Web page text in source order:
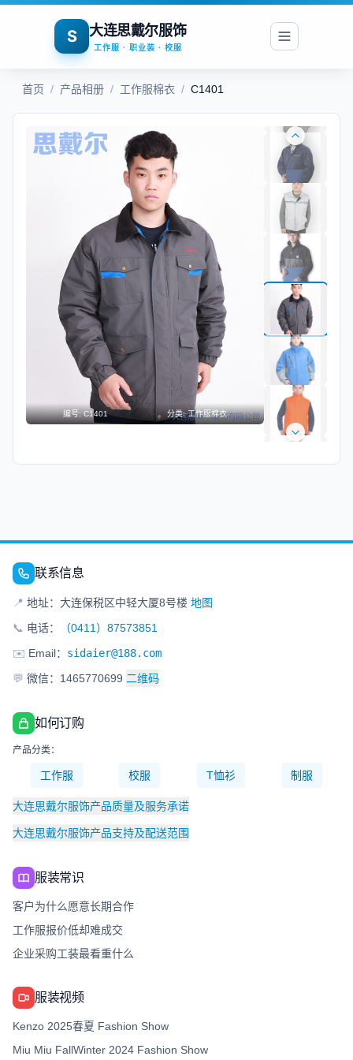
S 大连思戴尔服饰
工作服 · 职业装 · 校服
首页 / 产品相册 / 工作服棉衣 / C1401
编号:C1401 分类:工作服棉衣
联系信息
📍 地址：大连保税区中轻大厦8号楼 地图
📞 电话：
（0411）87573851
✉️ Email： sidaier@188.com
💬 微信：1465770699 二维码
如何订购
产品分类：
工作服 校服 T恤衫 制服
大连思戴尔服饰产品质量及服务承诺
大连思戴尔服饰产品支持及配送范围
服装常识
客户为什么愿意长期合作
工作服报价低却难成交
企业采购工装最看重什么
服装视频
Kenzo 2025春夏 Fashion Show
Miu Miu FallWinter 2024 Fashion Show